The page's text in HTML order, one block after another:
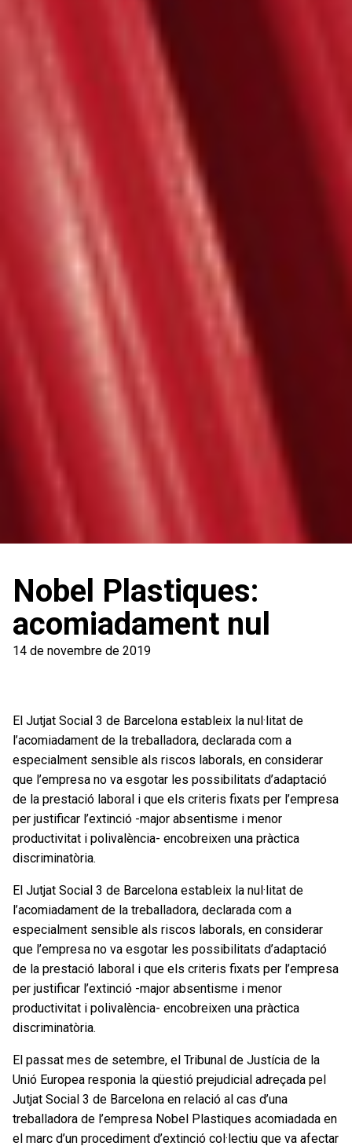
Nobel Plastiques:
acomiadament nul
14 de novembre de 2019
El Jutjat Social 3 de Barcelona estableix la nul·litat de
l’acomiadament de la treballadora, declarada com a
especialment sensible als riscos laborals, en considerar
que l’empresa no va esgotar les possibilitats d’adaptació
de la prestació laboral i que els criteris fixats per l’empresa
per justificar l’extinció -major absentisme i menor
productivitat i polivalència- encobreixen una pràctica
discriminatòria.
El Jutjat Social 3 de Barcelona estableix la nul·litat de
l’acomiadament de la treballadora, declarada com a
especialment sensible als riscos laborals, en considerar
que l’empresa no va esgotar les possibilitats d’adaptació
de la prestació laboral i que els criteris fixats per l’empresa
per justificar l’extinció -major absentisme i menor
productivitat i polivalència- encobreixen una pràctica
discriminatòria.
El passat mes de setembre, el Tribunal de Justícia de la
Unió Europea responia la qüestió prejudicial adreçada pel
Jutjat Social 3 de Barcelona en relació al cas d’una
treballadora de l’empresa Nobel Plastiques acomiadada en
el marc d’un procediment d’extinció col·lectiu que va afectar